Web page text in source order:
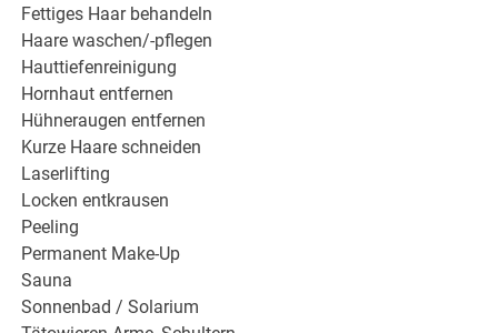
Fettiges Haar behandeln
Haare waschen/-pflegen
Hauttiefenreinigung
Hornhaut entfernen
Hühneraugen entfernen
Kurze Haare schneiden
Laserlifting
Locken entkrausen
Peeling
Permanent Make-Up
Sauna
Sonnenbad / Solarium